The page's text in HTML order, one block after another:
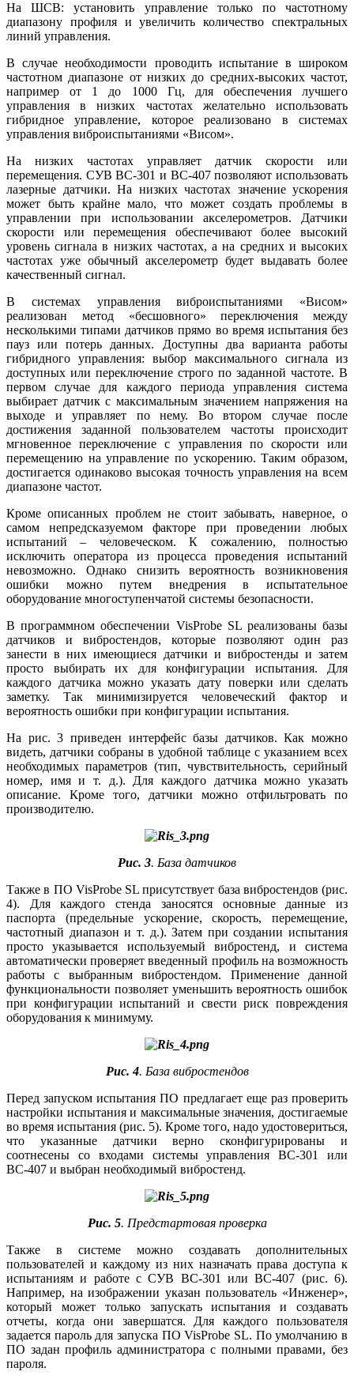
На ШСВ: установить управление только по частотному
диапазону профиля и увеличить количество спектральных
линий управления.
В случае необходимости проводить испытание в широком
частотном диапазоне от низких до средних-высоких частот,
например от 1 до 1000 Гц, для обеспечения лучшего
управления в низких частотах желательно использовать
гибридное управление, которое реализовано в системах
управления виброиспытаниями «Висом».
На низких частотах управляет датчик скорости или
перемещения. СУВ ВС‑301 и ВС‑407 позволяют использовать
лазерные датчики. На низких частотах значение ускорения
может быть крайне мало, что может создать проблемы в
управлении при использовании акселерометров. Датчики
скорости или перемещения обеспечивают более высокий
уровень сигнала в низких частотах, а на средних и высоких
частотах уже обычный акселерометр будет выдавать более
качественный сигнал.
В системах управления виброиспытаниями «Висом»
реализован метод «бесшовного» переключения между
несколькими типами датчиков прямо во время испытания без
пауз или потерь данных. Доступны два варианта работы
гибридного управления: выбор максимального сигнала из
доступных или переключение строго по заданной частоте. В
первом случае для каждого периода управления система
выбирает датчик с максимальным значением напряжения на
выходе и управляет по нему. Во втором случае после
достижения заданной пользователем частоты происходит
мгновенное переключение с управления по скорости или
перемещению на управление по ускорению. Таким образом,
достигается одинаково высокая точность управления на всем
диапазоне частот.
Кроме описанных проблем не стоит забывать, наверное, о
самом непредсказуемом факторе при проведении любых
испытаний – человеческом. К сожалению, полностью
исключить оператора из процесса проведения испытаний
невозможно. Однако снизить вероятность возникновения
ошибки можно путем внедрения в испытательное
оборудование многоступенчатой системы безопасности.
В программном обеспечении VisProbe SL реализованы базы
датчиков и вибростендов, которые позволяют один раз
занести в них имеющиеся датчики и вибростенды и затем
просто выбирать их для конфигурации испытания. Для
каждого датчика можно указать дату поверки или сделать
заметку. Так минимизируется человеческий фактор и
вероятность ошибки при конфигурации испытания.
На рис. 3 приведен интерфейс базы датчиков. Как можно
видеть, датчики собраны в удобной таблице с указанием всех
необходимых параметров (тип, чувствительность, серийный
номер, имя и т. д.). Для каждого датчика можно указать
описание. Кроме того, датчики можно отфильтровать по
производителю.
Рис. 3. База датчиков
Также в ПО VisProbe SL присутствует база вибростендов (рис.
4). Для каждого стенда заносятся основные данные из
паспорта (предельные ускорение, скорость, перемещение,
частотный диапазон и т. д.). Затем при создании испытания
просто указывается используемый вибростенд, и система
автоматически проверяет введенный профиль на возможность
работы с выбранным вибростендом. Применение данной
функциональности позволяет уменьшить вероятность ошибок
при конфигурации испытаний и свести риск повреждения
оборудования к минимуму.
Рис. 4. База вибростендов
Перед запуском испытания ПО предлагает еще раз проверить
настройки испытания и максимальные значения, достигаемые
во время испытания (рис. 5). Кроме того, надо удостовериться,
что указанные датчики верно сконфигурированы и
соотнесены со входами системы управления ВС‑301 или
ВС‑407 и выбран необходимый вибростенд.
Рис. 5. Предстартовая проверка
Также в системе можно создавать дополнительных
пользователей и каждому из них назначать права доступа к
испытаниям и работе с СУВ ВС‑301 или ВС‑407 (рис. 6).
Например, на изображении указан пользователь «Инженер»,
который может только запускать испытания и создавать
отчеты, когда они завершатся. Для каждого пользователя
задается пароль для запуска ПО VisProbe SL. По умолчанию в
ПО задан профиль администратора с полными правами, без
пароля.